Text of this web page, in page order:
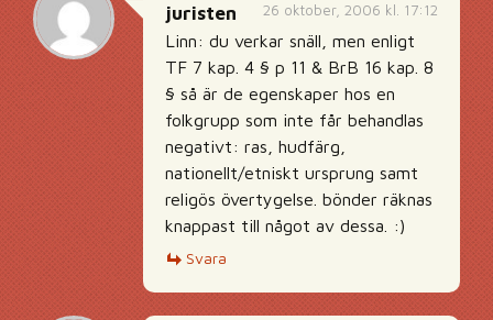
26 oktober, 2006 kl. 17:12
juristen
Linn: du verkar snäll, men enligt
TF 7 kap. 4 § p 11 & BrB 16 kap. 8
§ så är de egenskaper hos en
folkgrupp som inte får behandlas
negativt: ras, hudfärg,
nationellt/etniskt ursprung samt
religös övertygelse. bönder räknas
knappast till något av dessa. :)
Svara